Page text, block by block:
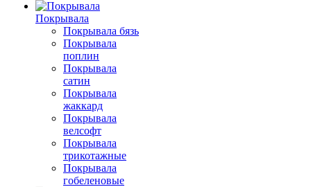
Покрывала
Покрывала бязь
Покрывала
поплин
Покрывала
сатин
Покрывала
жаккард
Покрывала
велсофт
Покрывала
трикотажные
Покрывала
гобеленовые